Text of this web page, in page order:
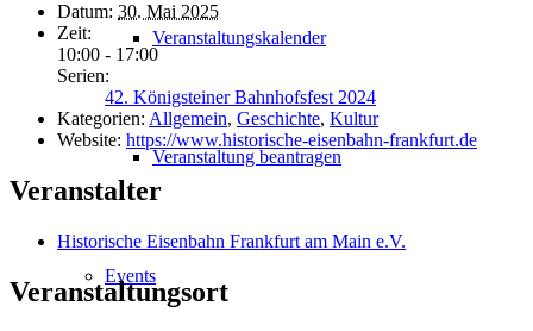
Veranstaltungskalender
Veranstaltung beantragen
Events
Datum: 30. Mai 2025
Zeit:
10:00 - 17:00
Serien:
42. Königsteiner Bahnhofsfest 2024
Kategorien: Allgemein, Geschichte, Kultur
Website: https://www.historische-eisenbahn-frankfurt.de
Veranstalter
Historische Eisenbahn Frankfurt am Main e.V.
Veranstaltungsort